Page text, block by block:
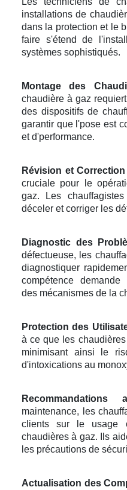
installations de
dans la protection et le
faire s'étend de
systèmes sophistiqués.
Montage des
chaudière à gaz
des dispositifs de
garantir que l'pose est
et d'performance.
Révision et Correction
cruciale pour le
gaz. Les
déceler et corriger les
Diagnostic des
défectueuse, les
diagnostiquer
compétence
des mécanismes de la
Protection des
à ce que les
minimisant ainsi le
d'intoxications au
Recommandations
maintenance, les
clients sur le usage
chaudières à gaz. Ils
les précautions de
Actualisation des